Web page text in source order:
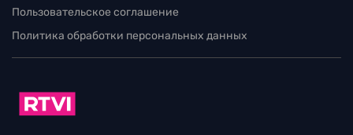
Пользовательское соглашение
Политика обработки персональных данных